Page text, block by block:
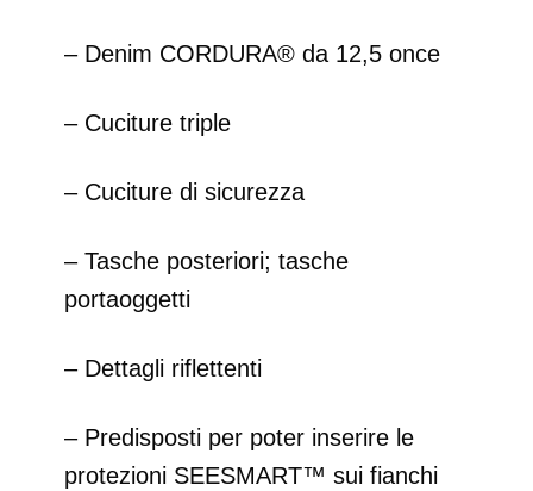
– Denim CORDURA® da 12,5 once
– Cuciture triple
– Cuciture di sicurezza
– Tasche posteriori; tasche
portaoggetti
– Dettagli riflettenti
– Predisposti per poter inserire le
protezioni SEESMART™ sui fianchi